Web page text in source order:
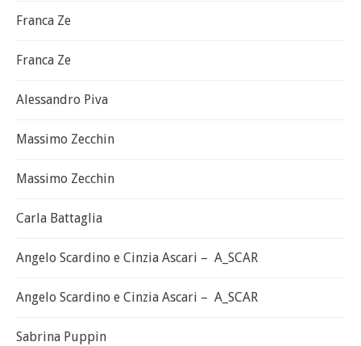
Franca Ze
Franca Ze
Alessandro Piva
Massimo Zecchin
Massimo Zecchin
Carla Battaglia
Angelo Scardino e Cinzia Ascari – A_SCAR
Angelo Scardino e Cinzia Ascari – A_SCAR
Sabrina Puppin